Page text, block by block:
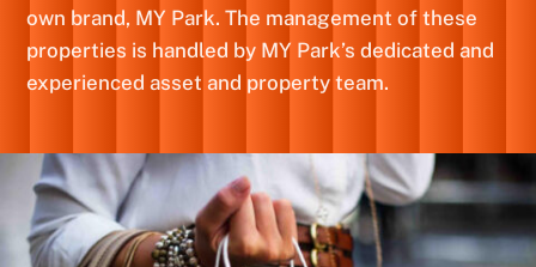
own brand, MY Park. The management of these
properties is handled by MY Park’s dedicated and
experienced asset and property team.